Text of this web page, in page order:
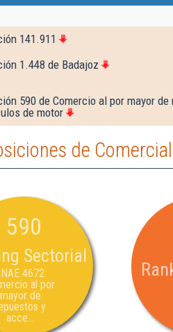
141.911
1.448 de Badajoz
590 de Comercio al por mayor
de motor
de
590
Sectorial
4672:
al por
mayor de
y
acce...